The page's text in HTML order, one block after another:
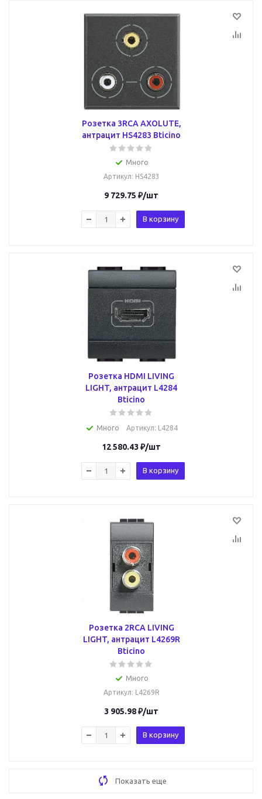
Розетка 3RCA AXOLUTE,
антрацит HS4283 Bticino
Много
Артикул: HS4283
9 729.75 ₽/шт
В корзину
Розетка HDMI LIVING
LIGHT, антрацит L4284
Bticino
Много Артикул: L4284
12 580.43 ₽/шт
В корзину
Розетка 2RCA LIVING
LIGHT, антрацит L4269R
Bticino
Много
Артикул: L4269R
3 905.98₽/шт
В корзину
Показать еще